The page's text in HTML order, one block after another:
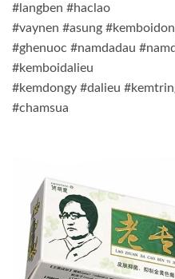
#langben #haclao
#vaynen #asung
#ghenuoc #namdadau
#kemboidalieu
#kemdongy #dalieu
#chamsua